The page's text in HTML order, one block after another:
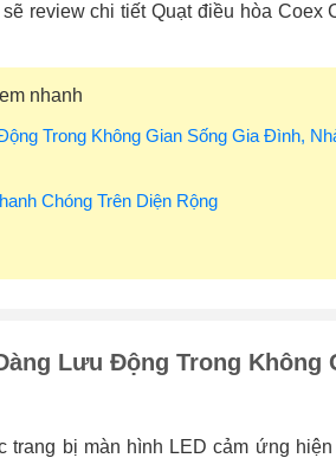
review chi tiết Quạt điều hòa Coex
nhanh
Trong Không Gian Sống Gia Đình,
Chóng Trên Diện Rộng
Lưu Động Trong Không
trang bị màn hình LED cảm ứng